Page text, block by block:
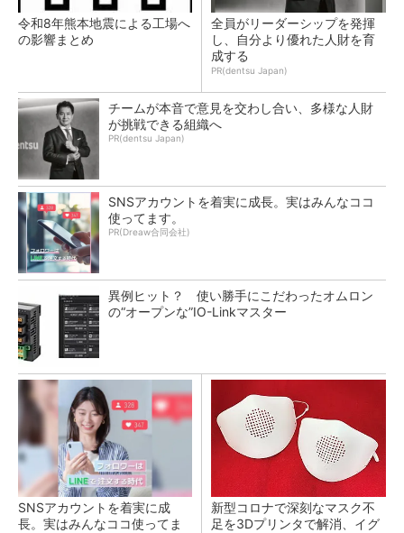
令和8年熊本地震による工場へ
の影響まとめ
全員がリーダーシップを発揮
し、自分より優れた人財を育
成する
PR(dentsu Japan)
チームが本音で意見を交わし合い、多様な人財
が挑戦できる組織へ
PR(dentsu Japan)
SNSアカウントを着実に成長。実はみんなココ
使ってます。
PR(Dreaw合同会社)
異例ヒット？ 使い勝手にこだわったオムロン
の“オープンな”IO-Linkマスター
SNSアカウントを着実に成
長。実はみんなココ使ってま
新型コロナで深刻なマスク不
足を3Dプリンタで解消、イグ